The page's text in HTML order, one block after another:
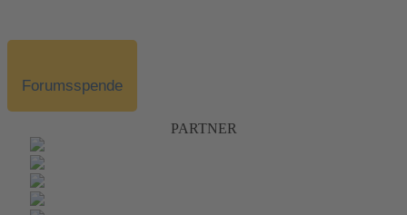
Forumsspende
PARTNER